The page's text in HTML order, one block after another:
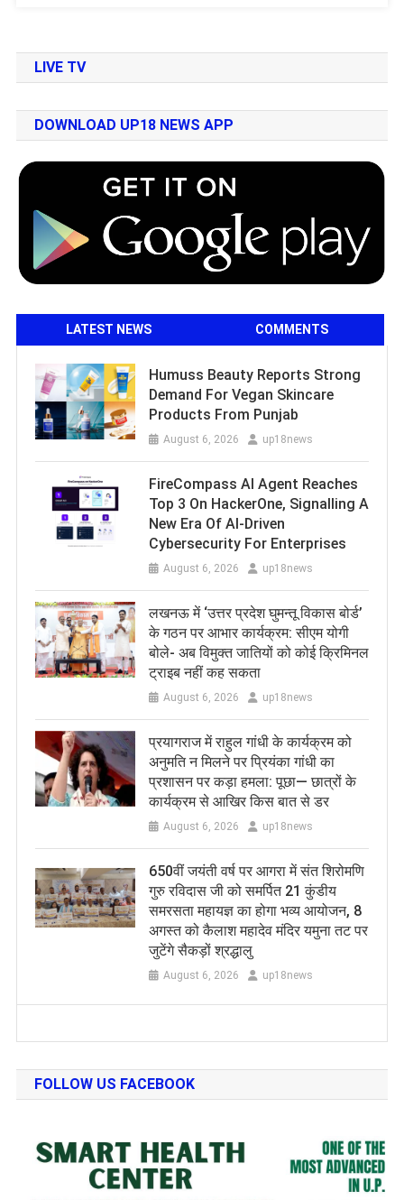
LIVE TV
DOWNLOAD UP18 NEWS APP
LATEST NEWS COMMENTS
Humuss Beauty Reports Strong
Demand For Vegan Skincare
Products From Punjab
August 6, 2026 up18news
FireCompass AI Agent Reaches
Top 3 On HackerOne, Signalling A
New Era Of AI-Driven
Cybersecurity For Enterprises
August 6, 2026 up18news
लखनऊ में ‘उत्तर प्रदेश घुमन्तू विकास बोर्ड’
के गठन पर आभार कार्यक्रम: सीएम योगी
बोले- अब विमुक्त जातियों को कोई क्रिमिनल
ट्राइब नहीं कह सकता
August 6, 2026 up18news
प्रयागराज में राहुल गांधी के कार्यक्रम को
अनुमति न मिलने पर प्रियंका गांधी का
प्रशासन पर कड़ा हमला: पूछा— छात्रों के
कार्यक्रम से आखिर किस बात से डर
August 6, 2026 up18news
650वीं जयंती वर्ष पर आगरा में संत शिरोमणि
गुरु रविदास जी को समर्पित 21 कुंडीय
समरसता महायज्ञ का होगा भव्य आयोजन, 8
अगस्त को कैलाश महादेव मंदिर यमुना तट पर
जुटेंगे सैकड़ों श्रद्धालु
August 6, 2026 up18news
FOLLOW US FACEBOOK